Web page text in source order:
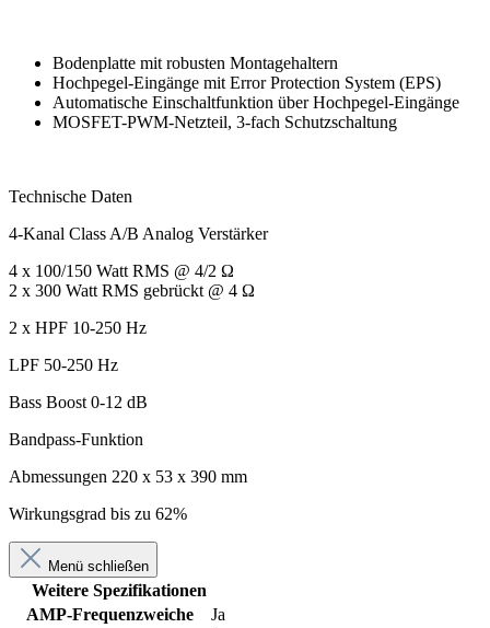
Bodenplatte mit robusten Montagehaltern
Hochpegel-Eingänge mit Error Protection System (EPS)
Automatische Einschaltfunktion über Hochpegel-Eingänge
MOSFET-PWM-Netzteil, 3-fach Schutzschaltung
Technische Daten
4-Kanal Class A/B Analog Verstärker
4 x 100/150 Watt RMS @ 4/2 Ω
2 x 300 Watt RMS gebrückt @ 4 Ω
2 x HPF 10-250 Hz
LPF 50-250 Hz
Bass Boost 0-12 dB
Bandpass-Funktion
Abmessungen 220 x 53 x 390 mm
Wirkungsgrad bis zu 62%
Menü schließen
Weitere Spezifikationen
AMP-Frequenzweiche
Ja